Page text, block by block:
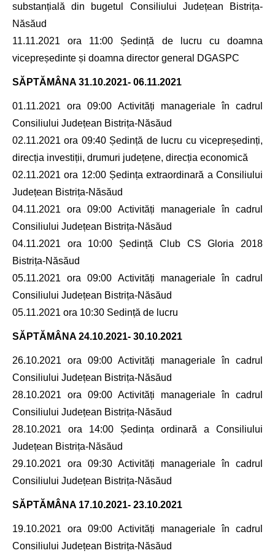
substanțială din bugetul Consiliului Județean Bistrița-
Năsăud
11.11.2021 ora 11:00 Ședință de lucru cu doamna
vicepreședinte și doamna director general DGASPC
SĂPTĂMÂNA 31.10.2021- 06.11.2021
01.11.2021 ora 09:00 Activități manageriale în cadrul
Consiliului Județean Bistrița-Năsăud
02.11.2021 ora 09:40 Ședință de lucru cu vicepreședinți,
direcția investiții, drumuri județene, direcția economică
02.11.2021 ora 12:00 Ședința extraordinară a Consiliului
Județean Bistrița-Năsăud
04.11.2021 ora 09:00 Activități manageriale în cadrul
Consiliului Județean Bistrița-Năsăud
04.11.2021 ora 10:00 Ședință Club CS Gloria 2018
Bistrița-Năsăud
05.11.2021 ora 09:00 Activități manageriale în cadrul
Consiliului Județean Bistrița-Năsăud
05.11.2021 ora 10:30 Sedință de lucru
SĂPTĂMÂNA 24.10.2021- 30.10.2021
26.10.2021 ora 09:00 Activități manageriale în cadrul
Consiliului Județean Bistrița-Năsăud
28.10.2021 ora 09:00 Activități manageriale în cadrul
Consiliului Județean Bistrița-Năsăud
28.10.2021 ora 14:00 Ședința ordinară a Consiliului
Județean Bistrița-Năsăud
29.10.2021 ora 09:30 Activități manageriale în cadrul
Consiliului Județean Bistrița-Năsăud
SĂPTĂMÂNA 17.10.2021- 23.10.2021
19.10.2021 ora 09:00 Activități manageriale în cadrul
Consiliului Județean Bistrița-Năsăud